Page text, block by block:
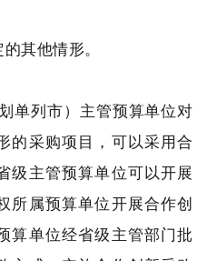
其他情形。
单列市）主管预算单位对
的采购项目，可以采用合
级主管预算单位可以开展
所属预算单位开展合作创
算单位经省级主管部门批